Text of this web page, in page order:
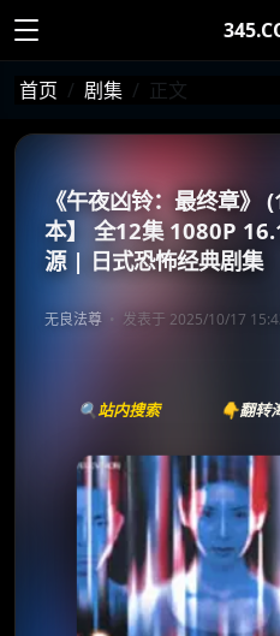
首页 剧集 正文
《午夜凶铃：最终章
本】 全12集 1080P
源 | 日式恐怖经典剧集
无良法尊 发表于 2025/10/17
🔍站内搜索 👇翻转
《午夜凶铃：最终章》
⭐
收藏
⭐️ 评分：
✅ 已